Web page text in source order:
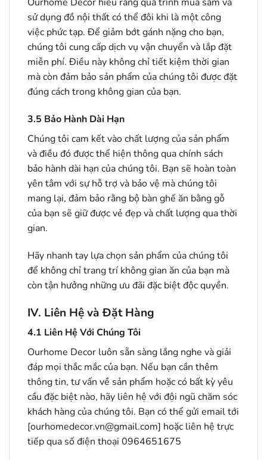
Ourhome Decor hiểu rằng quá trình mua sắm và
sử dụng đồ nội thất có thể đôi khi là một công
việc phức tạp. Để giảm bớt gánh nặng cho bạn,
chúng tôi cung cấp dịch vụ vận chuyển và lắp đặt
miễn phí. Điều này không chỉ tiết kiệm thời gian
mà còn đảm bảo sản phẩm của chúng tôi được đặt
đúng cách trong không gian của bạn.
3.5 Bảo Hành Dài Hạn
Chúng tôi cam kết vào chất lượng của sản phẩm
và điều đó được thể hiện thông qua chính sách
bảo hành dài hạn của chúng tôi. Bạn sẽ hoàn toàn
yên tâm với sự hỗ trợ và bảo vệ mà chúng tôi
mang lại, đảm bảo rằng bộ bàn ghế ăn bằng gỗ
của bạn sẽ giữ được vẻ đẹp và chất lượng qua thời
gian.
Hãy nhanh tay lựa chọn sản phẩm của chúng tôi
để không chỉ trang trí không gian ăn của bạn mà
còn tận hưởng những ưu đãi đặc biệt độc quyền.
IV. Liên Hệ và Đặt Hàng
4.1 Liên Hệ Với Chúng Tôi
Ourhome Decor luôn sẵn sàng lắng nghe và giải
đáp mọi thắc mắc của bạn. Nếu bạn cần thêm
thông tin, tư vấn về sản phẩm hoặc có bất kỳ yêu
cầu đặc biệt nào, hãy liên hệ với đội ngũ chăm sóc
khách hàng của chúng tôi. Bạn có thể gửi email tới
[ourhomedecor.vn@gmail.com] hoặc liên hệ trực
tiếp qua số điện thoại 0964651675